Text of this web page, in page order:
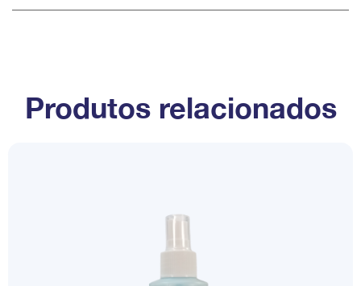
Produtos relacionados